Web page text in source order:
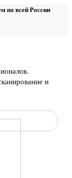
по всей России
и